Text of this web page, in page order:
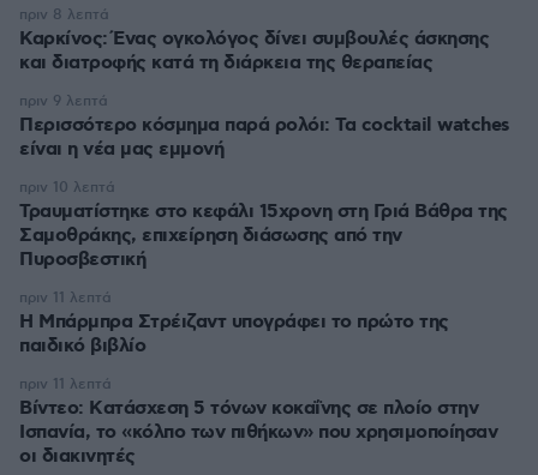
Καρκίνος: Ένας ογκολόγος δίνει συμβουλές άσκησης
και διατροφής κατά τη διάρκεια της θεραπείας
πριν 8 λεπτά
Περισσότερο κόσμημα παρά ρολόι: Τα cocktail watches
είναι η νέα μας εμμονή
πριν 9 λεπτά
Τραυματίστηκε στο κεφάλι 15χρονη στη Γριά Βάθρα της
Σαμοθράκης, επιχείρηση διάσωσης από την
Πυροσβεστική
πριν 10 λεπτά
Η Μπάρμπρα Στρέιζαντ υπογράφει το πρώτο της
παιδικό βιβλίο
πριν 11 λεπτά
Βίντεο: Kατάσχεση 5 τόνων κοκαΐνης σε πλοίο στην
Ισπανία, το «κόλπο των πιθήκων» που χρησιμοποίησαν
οι διακινητές
πριν 11 λεπτά